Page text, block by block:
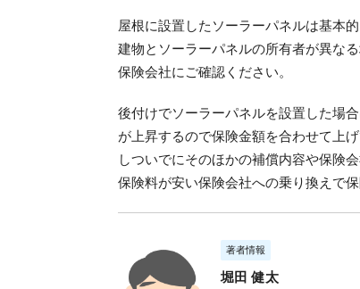
屋根に設置したソーラーパネルは基本
建物とソーラーパネルの所有者が異な
保険会社にご確認ください。
後付けでソーラーパネルを設置した場
が上昇するので保険金額を合わせて上
しついでにそのほかの補償内容や保険
保険料が安い保険会社への乗り換えで
著者情報
堀田 健太